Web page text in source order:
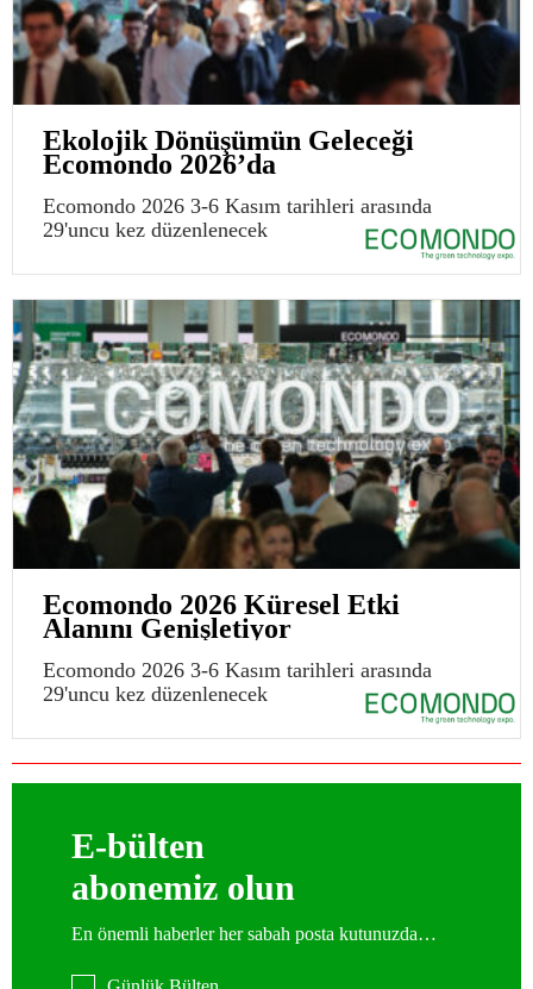
Ekolojik Dönüşümün Geleceği
Ecomondo 2026’da
Ecomondo 2026 3-6 Kasım tarihleri arasında
29'uncu kez düzenlenecek
Ecomondo 2026 Küresel Etki
Alanını Genişletiyor
Ecomondo 2026 3-6 Kasım tarihleri arasında
29'uncu kez düzenlenecek
E-bülten
abonemiz olun
En önemli haberler her sabah posta kutunuzda…